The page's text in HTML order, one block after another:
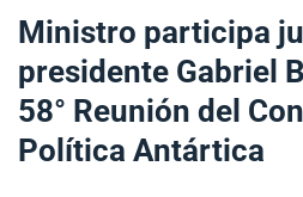
Ministerio
Política Exterior
Ministro participa
presidente Gabriel
58° Reunión del
Política Antártica